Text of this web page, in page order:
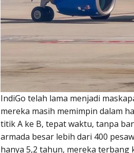
IndiGo telah lama menjadi
mereka masih memimpin dalam
titik A ke B, tepat waktu, tanpa
armada besar lebih dari 400
hanya 5,2 tahun, mereka